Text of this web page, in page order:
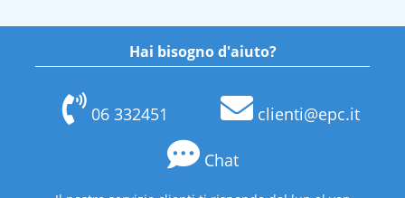
Hai bisogno d'aiuto?
06 332451 clienti@epc.it
Chat